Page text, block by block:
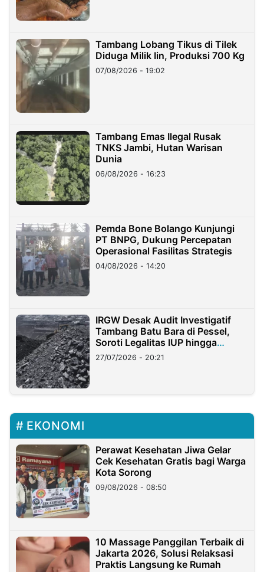
Tambang Lobang Tikus di Tilek
Diduga Milik Iin, Produksi 700 Kg
07/08/2026 - 19:02
Tambang Emas Ilegal Rusak
TNKS Jambi, Hutan Warisan
Dunia
06/08/2026 - 16:23
Pemda Bone Bolango Kunjungi
PT BNPG, Dukung Percepatan
Operasional Fasilitas Strategis
04/08/2026 - 14:20
IRGW Desak Audit Investigatif
Tambang Batu Bara di Pessel,
Soroti Legalitas IUP hingga
Stockpile
27/07/2026 - 20:21
EKONOMI
Perawat Kesehatan Jiwa Gelar
Cek Kesehatan Gratis bagi Warga
Kota Sorong
09/08/2026 - 08:50
10 Massage Panggilan Terbaik di
Jakarta 2026, Solusi Relaksasi
Praktis Langsung ke Rumah